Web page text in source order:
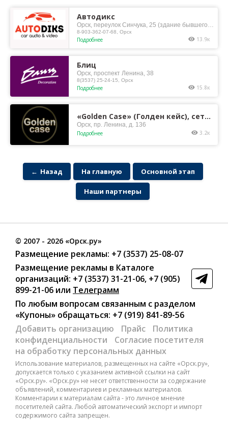
Автодикс
Орск, переулок Синчука, 25 (здание бывшего
таксопарка), установочный центр
8-903-362-07-68, Орск
Подробнее 13.9к
Блиц
Орск, проспект Ленина, 38
8(3537) 25-24-15, Орск
Подробнее 15.8к
«Golden Case» (Голден кейс), сеть
маг...
Орск, пр. Ленина, д. 136
Подробнее
3.2к
← Назад На главную Основной этап
Наши партнеры
© 2007 - 2026 «Орск.ру»
Размещение рекламы: +7 (3537) 25-08-07
Размещение рекламы в Каталоге
организаций: +7 (3537) 31-21-06, +7 (905)
899-21-06 или Телеграмм
По любым вопросам связанным с разделом
«Купоны» обращаться: +7 (919) 841-89-56
Добавить организацию
Прайс
Политика
конфиденциальности
Согласие посетителя
на обработку персональных данных
Использование материалов, размещенных на сайте «Орск.ру»,
допускается только с указанием активной ссылки на сайт
«Орск.ру». «Орск.ру» не несет ответственности за содержание
объявлений, комментариев и рекламных материалов.
Комментарии к материалам сайта - это личное мнение
посетителей сайта. Любой автоматический экспорт и импорт
содержимого сайта запрещен.